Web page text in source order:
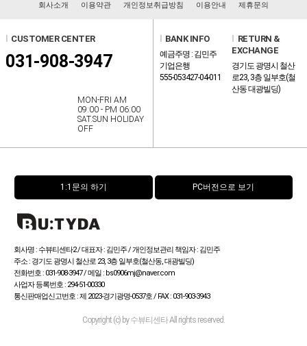
회사소개 이용약관 개인정보취급방침 이용안내 제휴문의
CUSTOMER CENTER
031-908-3947
MON-FRI AM
09:00 - PM 06:00
SAT.SUN HOLIDAY
OFF
BANK INFO
예금주명 : 김민주
기업은행
555-053427-04-011
RETURN &
EXCHANGE
경기도 광명시 철산
로23, 3층 일부호(철
산동 대광빌딩)
1:1문의 하기 PC버전으로 보기
회사명 : 수뷰티센타2 / 대표자 : 김민주 / 개인정보관리 책임자 : 김민주
주소 : 경기도 광명시 철산로 23, 3층 일부호(철산동, 대광빌딩)
전화번호 : 031-908-3947 / 메일 : bs0906mj@naver.com
사업자 등록번호 : 294-51-00330
통신판매업신고번호 :제 2023-경기광명-0537호 / FAX : 031-903-3943
Copyright (c) by 수뷰티센타 All rights reserved.